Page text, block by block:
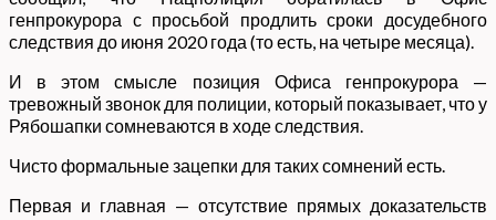
генпрокурора с просьбой продлить сроки досудебного
следствия до июня 2020 года (то есть, на четыре месяца).
И в этом смысле позиция Офиса генпрокурора —
тревожный звонок для полиции, который показывает, что у
Рябошапки сомневаются в ходе следствия.
Чисто формальные зацепки для таких сомнений есть.
Первая и главная — отсутствие прямых доказательств